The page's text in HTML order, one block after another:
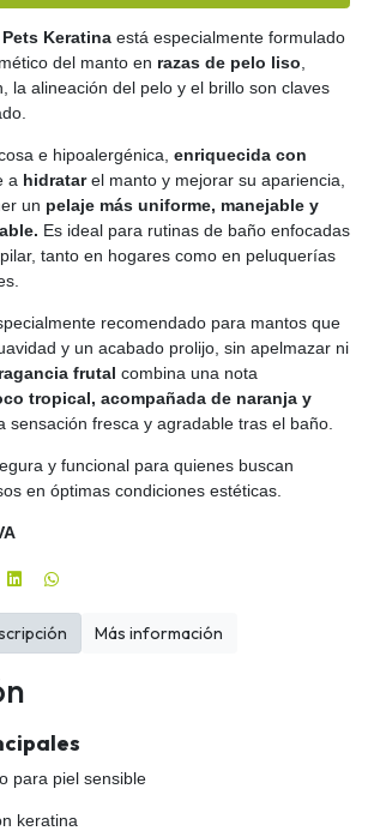
Keratina está especialmente formulado
del manto en razas de pelo liso,
la alineación del pelo y el brillo son claves
e hipoalergénica, enriquecida con
a hidratarel manto y mejorar su apariencia,
un pelaje más uniforme, manejable y
Es ideal para rutinas de baño enfocadas
tanto en hogares como en peluquerías
recomendado para mantos que
y un acabado prolijo, sin apelmazar ni
frutal combina una nota
tropical, acompañada de naranja y
sensación fresca y agradable tras el baño.
y funcional para quienes buscan
en óptimas condiciones estéticas.
para piel sensible
keratina
Más información